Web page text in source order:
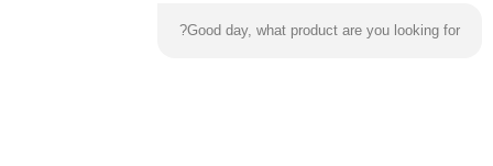
Good day, what product are you looking for?